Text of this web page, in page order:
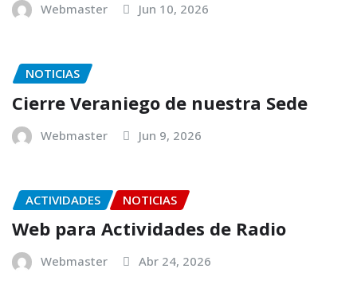
Webmaster Jun 10, 2026
NOTICIAS
Cierre Veraniego de nuestra Sede
Webmaster Jun 9, 2026
ACTIVIDADES NOTICIAS
Web para Actividades de Radio
Webmaster Abr 24, 2026